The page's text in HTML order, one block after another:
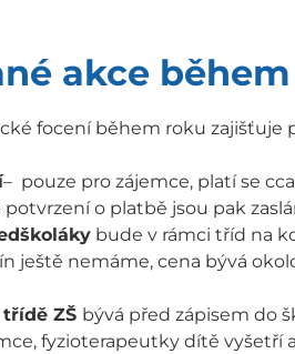
akce
focení během roku zajišťuje
– pouze pro zájemce, platí se
o platbě jsou pak
bude v rámci tříd na
ještě nemáme, cena bývá
ZŠ bývá před zápisem do
fyzioterapeutky dítě vyšetří